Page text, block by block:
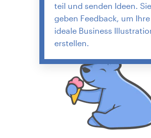
teil und senden Ideen. Sie
geben Feedback, um Ihre
ideale Business
erstellen.